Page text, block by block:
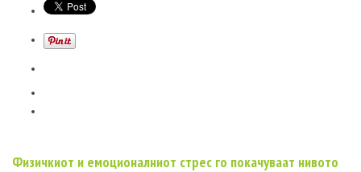
Физичкиот и емоционалниот стрес го покачуваат нивото